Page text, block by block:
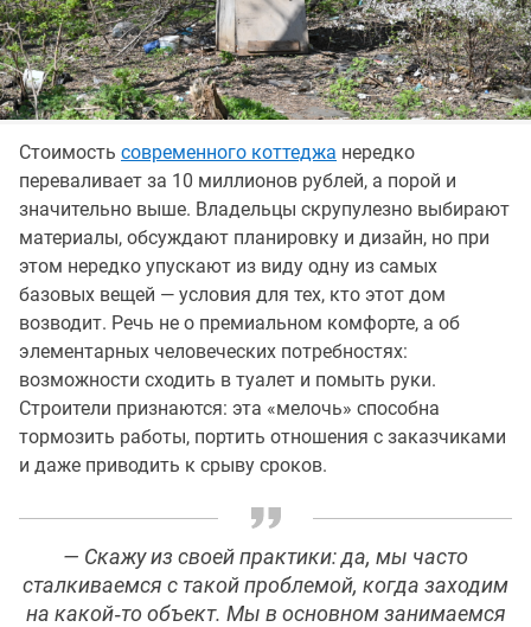
Стоимость современного коттеджа нередко
переваливает за 10 миллионов рублей, а порой и
значительно выше. Владельцы скрупулезно выбирают
материалы, обсуждают планировку и дизайн, но при
этом нередко упускают из виду одну из самых
базовых вещей — условия для тех, кто этот дом
возводит. Речь не о премиальном комфорте, а об
элементарных человеческих потребностях:
возможности сходить в туалет и помыть руки.
Строители признаются: эта «мелочь» способна
тормозить работы, портить отношения с заказчиками
и даже приводить к срыву сроков.
— Скажу из своей практики: да, мы часто
сталкиваемся с такой проблемой, когда заходим
на какой‑то объект. Мы в основном занимаемся